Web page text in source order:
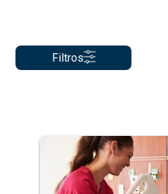
Filtros